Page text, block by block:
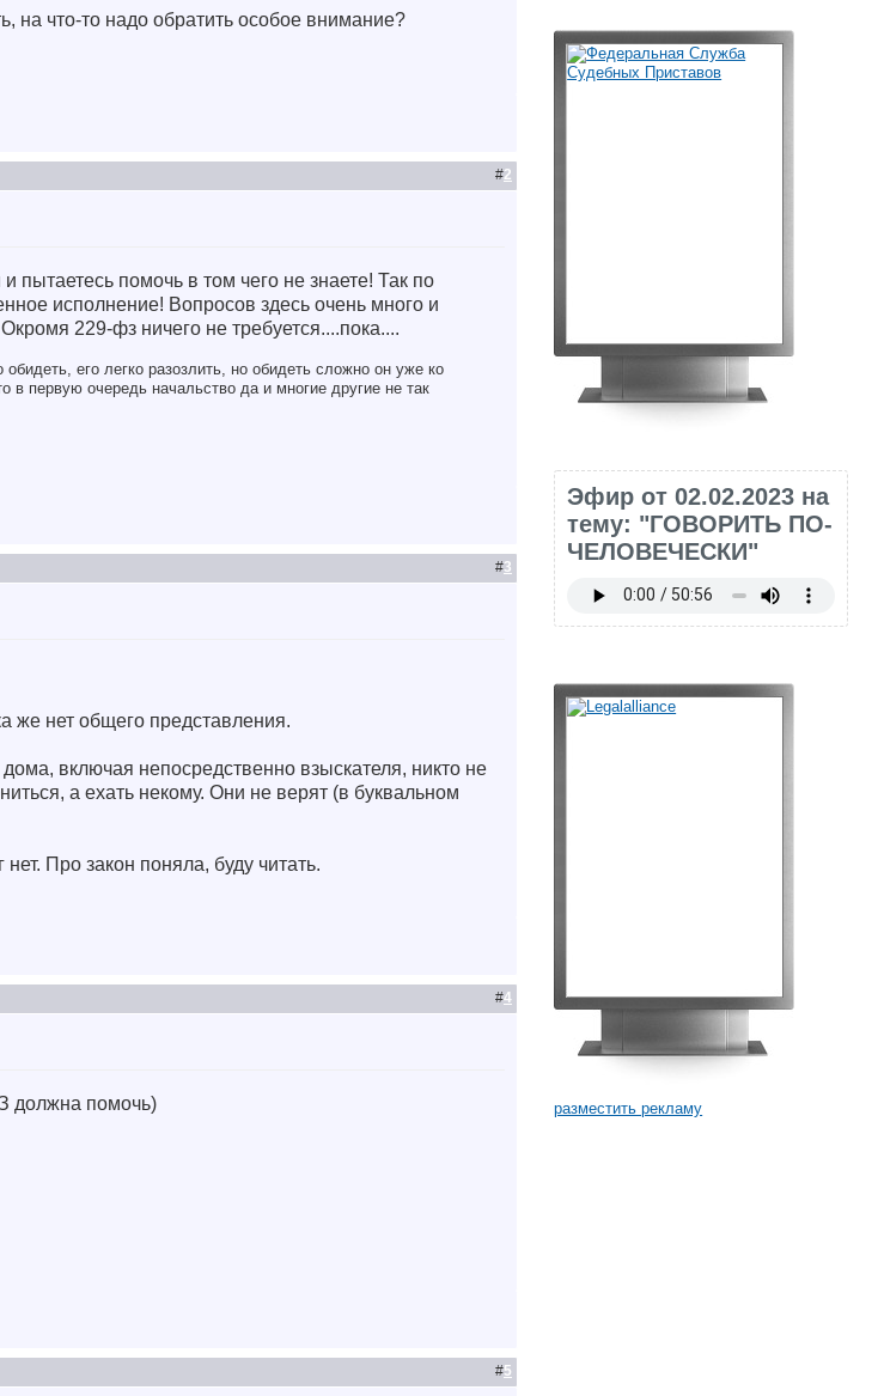
на что-то надо обратить особое внимание?
#2
помочь в том чего не знаете! Так по
исполнение! Вопросов здесь очень много и
229-фз ничего не требуется....пока....
его легко разозлить, но обидеть сложно он уже ко
в первую очередь начальство да и многие другие не так
#3
же нет общего представления.
включая непосредственно взыскателя, никто не
а ехать некому. Они не верят (в буквальном
Про закон поняла, буду читать.
#4
должна помочь)
#5
Эфир от 02.02.2023 на
тему: "ГОВОРИТЬ ПО-
ЧЕЛОВЕЧЕСКИ"
разместить рекламу